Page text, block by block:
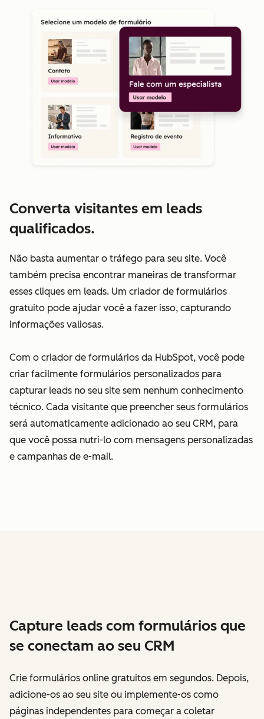
Converta visitantes em leads
qualificados.
Não basta aumentar o tráfego para seu site. Você
também precisa encontrar maneiras de transformar
esses cliques em leads. Um criador de formulários
gratuito pode ajudar você a fazer isso, capturando
informações valiosas.
Com o criador de formulários da HubSpot, você pode
criar facilmente formulários personalizados para
capturar leads no seu site sem nenhum conhecimento
técnico. Cada visitante que preencher seus formulários
será automaticamente adicionado ao seu CRM, para
que você possa nutri-lo com mensagens personalizadas
e campanhas de e-mail.
Capture leads com formulários que
se conectam ao seu CRM
Crie formulários online gratuitos em segundos. Depois,
adicione-os ao seu site ou implemente-os como
páginas independentes para começar a coletar